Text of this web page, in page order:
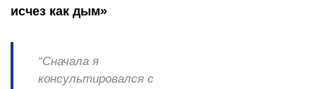
исчез как дым»
“Сначала я
консультировался с